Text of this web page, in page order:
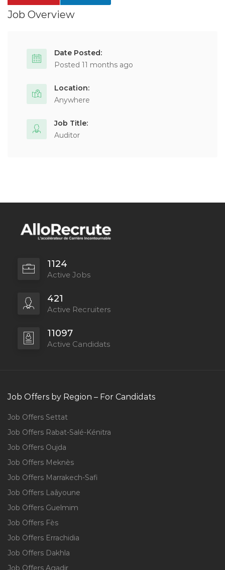
Job Overview
Date Posted:
Posted 11 months ago
Location:
Anywhere
Job Title:
Auditor
1124
Active Jobs
421
Active Recruiters
11097
Active Candidats
Job Offers by Region – For Candidats
Job Offers Settat
Job Offers Rabat-Salé-Kénitra
Job Offers Oujda
Job Offers Meknès
Job Offers Marrakech-Safi
Job Offers Laâyoune
Job Offers Guelmim
Job Offers Fès
Job Offers Errachidia
Job Offers Dakhla
Job Offers Agadir